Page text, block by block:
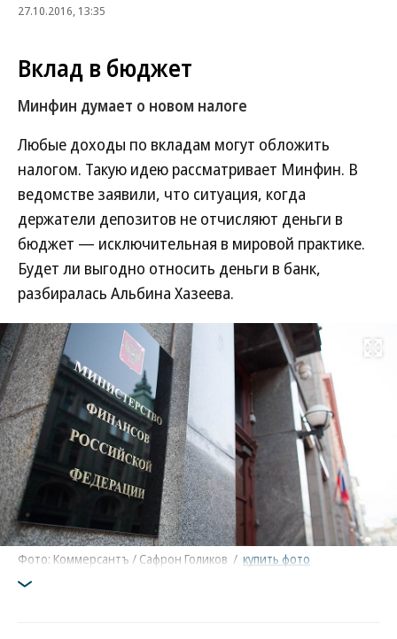
27.10.2016, 13:35
Вклад в бюджет
Минфин думает о новом налоге
Любые доходы по вкладам могут обложить
налогом. Такую идею рассматривает Минфин. В
ведомстве заявили, что ситуация, когда
держатели депозитов не отчисляют деньги в
бюджет — исключительная в мировой практике.
Будет ли выгодно относить деньги в банк,
разбиралась Альбина Хазеева.
Развернуть
Фото: Коммерсантъ / Сафрон Голиков / купить фото